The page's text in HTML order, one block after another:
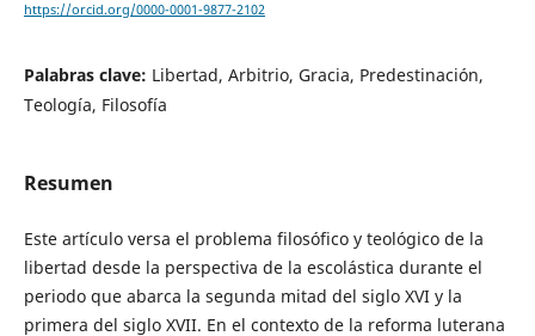
https://orcid.org/0000-0001-9877-2102
Palabras clave: Libertad, Arbitrio, Gracia, Predestinación,
Teología, Filosofía
Resumen
Este artículo versa el problema filosófico y teológico de la
libertad desde la perspectiva de la escolástica durante el
periodo que abarca la segunda mitad del siglo XVI y la
primera del siglo XVII. En el contexto de la reforma luterana